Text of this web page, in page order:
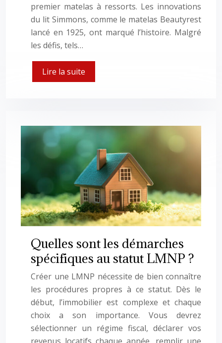
premier matelas à ressorts. Les innovations
du lit Simmons, comme le matelas Beautyrest
lancé en 1925, ont marqué l’histoire. Malgré
les défis, tels…
Lire la suite
Quelles sont les démarches
spécifiques au statut LMNP ?
Créer une LMNP nécessite de bien connaître
les procédures propres à ce statut. Dès le
début, l’immobilier est complexe et chaque
choix a son importance. Vous devrez
sélectionner un régime fiscal, déclarer vos